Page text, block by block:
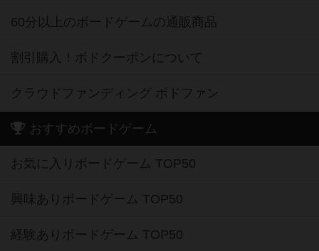
60分以上のボードゲームの通販商品
割引購入！ボドクーポンについて
クラウドファンディング ボドファン
おすすめボードゲーム
お気に入りボードゲーム TOP50
興味ありボードゲーム TOP50
経験ありボードゲーム TOP50